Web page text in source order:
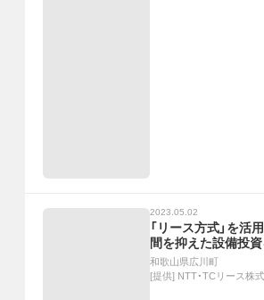
2023.05.02
「リース方式」を活
間を抑えた設備投
和歌山県広川町
[提供] NTT・TCリース株